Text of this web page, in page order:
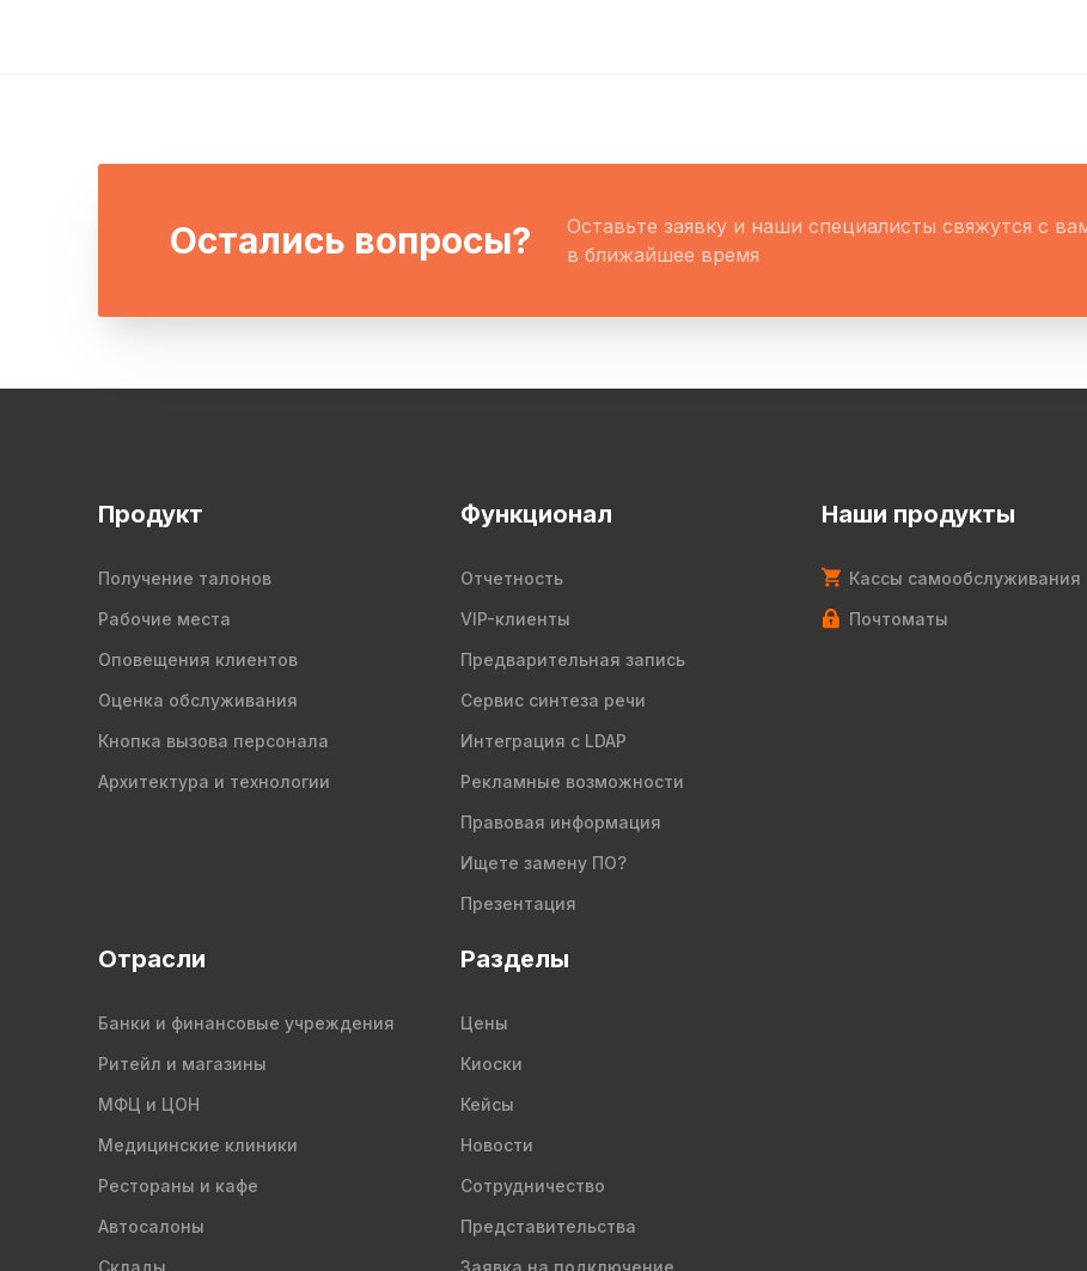
Остались вопросы?
Оставьте заявку и наши специалисты свяжутся с
в ближайшее время
Продукт
Получение талонов
Рабочие места
Оповещения клиентов
Оценка обслуживания
Кнопка вызова персонала
Архитектура и технологии
Функционал
Отчетность
VIP-клиенты
Предварительная запись
Сервис синтеза речи
Интеграция с LDAP
Рекламные возможности
Правовая информация
Ищете замену ПО?
Презентация
Наши продукты
Кассы самообслуживания
Почтоматы
Отрасли
Банки и финансовые учреждения
Ритейл и магазины
МФЦ и ЦОН
Медицинские клиники
Рестораны и кафе
Автосалоны
Склады
Разделы
Цены
Киоски
Кейсы
Новости
Сотрудничество
Представительства
Заявка на подключение